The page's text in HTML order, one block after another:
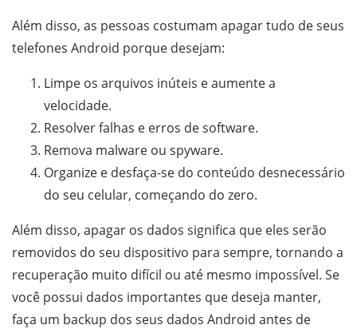
Além disso, as pessoas costumam apagar tudo de seus
telefones Android porque desejam:
Limpe os arquivos inúteis e aumente a
velocidade.
Resolver falhas e erros de software.
Remova malware ou spyware.
Organize e desfaça-se do conteúdo desnecessário
do seu celular, começando do zero.
Além disso, apagar os dados significa que eles serão
removidos do seu dispositivo para sempre, tornando a
recuperação muito difícil ou até mesmo impossível. Se
você possui dados importantes que deseja manter,
faça um backup dos seus dados Android antes de